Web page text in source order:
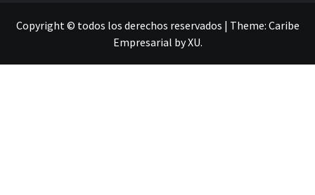
Copyright © todos los derechos reservados | Theme: Caribe
Empresarial byXU.